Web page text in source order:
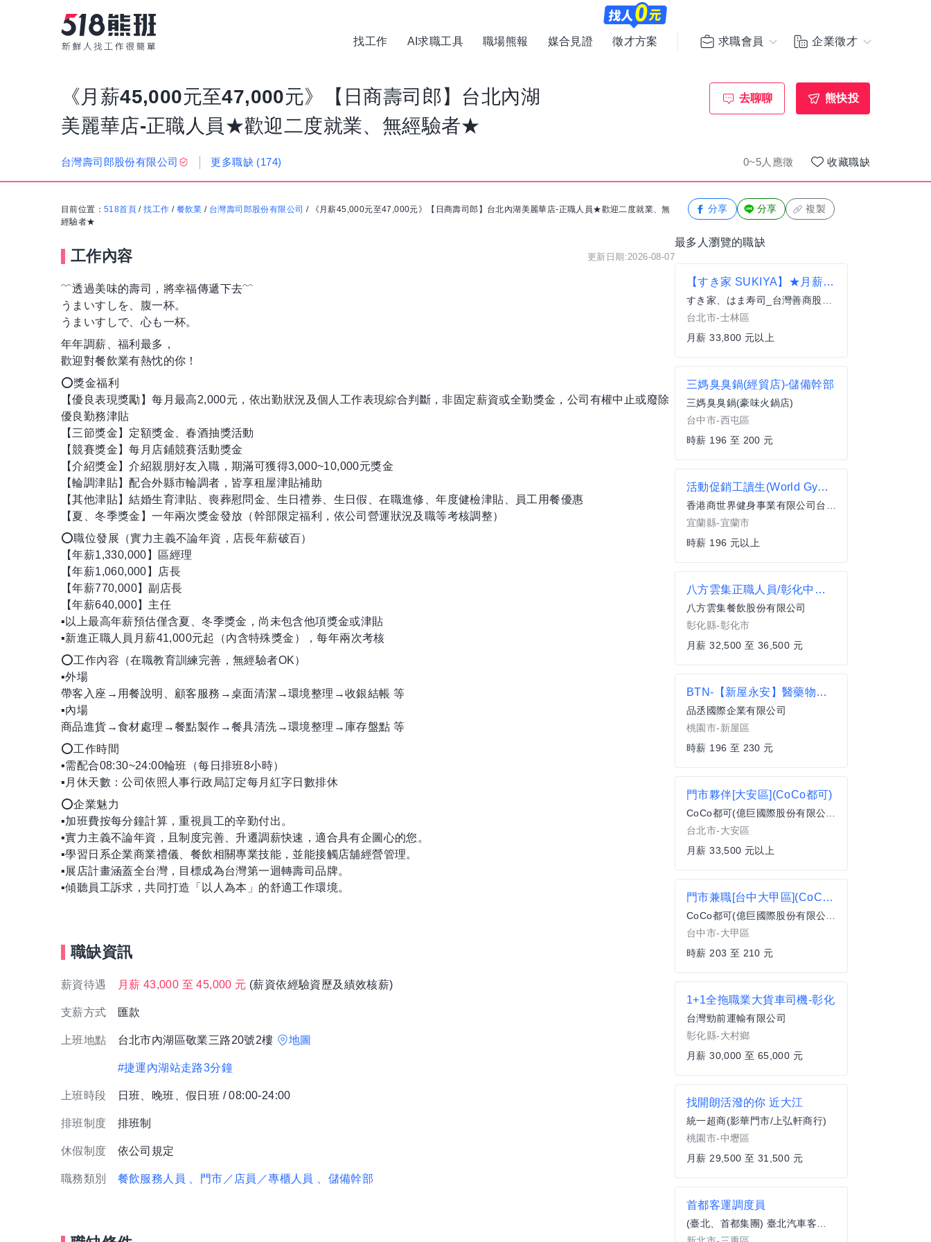
找工作 AI求職工具 職場熊報 媒合見證 徵才方案 求職會員 企業徵才
《月薪45,000元至47,000元》【日商壽司郎】台北內湖
美麗華店-正職人員★歡迎二度就業、無經驗者★
去聊聊 熊快投
台灣壽司郎股份有限公司 更多職缺 (174) 0~5人應徵 收藏職缺
目前位置： 518首頁 /找工作 / 餐飲業 / 台灣壽司郎股份有限公司 /
《月薪45,000元至47,000元》【日商壽司郎】台北內湖美麗華店-正職人員★歡迎二度就業、無
經驗者★
工作內容 更新日期:2026-08-07
﹌透過美味的壽司，將幸福傳遞下去﹌
うまいすしを、腹一杯。
うまいすしで、心も一杯。
年年調薪、福利最多，
歡迎對餐飲業有熱忱的你！
⭕獎金福利
【優良表現獎勵】每月最高2,000元，依出勤狀況及個人工作表現綜合判斷，非固定薪資或全勤獎金，公司有權中止或廢除
優良勤務津貼
【三節獎金】定額獎金、春酒抽獎活動
【競賽獎金】每月店鋪競賽活動獎金
【介紹獎金】介紹親朋好友入職，期滿可獲得3,000~10,000元獎金
【輪調津貼】配合外縣市輪調者，皆享租屋津貼補助
【其他津貼】結婚生育津貼、喪葬慰問金、生日禮券、生日假、在職進修、年度健檢津貼、員工用餐優惠
【夏、冬季獎金】一年兩次獎金發放（幹部限定福利，依公司營運狀況及職等考核調整）
⭕職位發展（實力主義不論年資，店長年薪破百）
【年薪1,330,000】區經理
【年薪1,060,000】店長
【年薪770,000】副店長
【年薪640,000】主任
▪以上最高年薪預估僅含夏、冬季獎金，尚未包含他項獎金或津貼
▪新進正職人員月薪41,000元起（內含特殊獎金），每年兩次考核
⭕工作內容（在職教育訓練完善，無經驗者OK）
▪外場
帶客入座→用餐說明、顧客服務→桌面清潔→環境整理→收銀結帳 等
▪內場
商品進貨→食材處理→餐點製作→餐具清洗→環境整理→庫存盤點 等
⭕工作時間
▪需配合08:30~24:00輪班（每日排班8小時）
▪月休天數：公司依照人事行政局訂定每月紅字日數排休
⭕企業魅力
▪加班費按每分鐘計算，重視員工的辛勤付出。
▪實力主義不論年資，且制度完善、升遷調薪快速，適合具有企圖心的您。
▪學習日系企業商業禮儀、餐飲相關專業技能，並能接觸店舖經營管理。
▪展店計畫涵蓋全台灣，目標成為台灣第一迴轉壽司品牌。
▪傾聽員工訴求，共同打造「以人為本」的舒適工作環境。
職缺資訊
薪資待遇 月薪 43,000 至 45,000 元 (薪資依經驗資歷及績效核薪)
支薪方式 匯款
上班地點 台北市內湖區敬業三路20號2樓 地圖
#捷運內湖站走路3分鐘
上班時段 日班、晚班、假日班 / 08:00-24:00
排班制度 排班制
休假制度 依公司規定
職務類別 餐飲服務人員 、門市／店員／專櫃人員 、儲備幹部
分享 分享 複製
最多人瀏覽的職缺
【すき家 SUKIYA】★月薪33,800元(含全勤)★ 天母高島屋前店 全職
すき家、はま寿司_台灣善商股份有限公司
台北市-士林區
月薪 33,800 元以上
三媽臭臭鍋(經貿店)-儲備幹部
三媽臭臭鍋(豪味火鍋店)
台中市-西屯區
時薪 196 至 200 元
活動促銷工讀生(World Gym宜蘭友愛店)
香港商世界健身事業有限公司台灣分公司
宜蘭縣-宜蘭市
時薪 196 元以上
八方雲集正職人員/彰化中正店.彰化大埔.彰化民族.彰化永安.彰化彰美.彰化和美.彰化秀水)
八方雲集餐飲股份有限公司
彰化縣-彰化市
月薪 32,500 至 36,500 元
BTN-【新屋永安】醫藥物流理貨員/時薪上調囉
品丞國際企業有限公司
桃園市-新屋區
時薪 196 至 230 元
門市夥伴[大安區](CoCo都可)
CoCo都可(億巨國際股份有限公司)
台北市-大安區
月薪 33,500 元以上
門市兼職[台中大甲區](CoCo都可)
CoCo都可(億巨國際股份有限公司)
台中市-大甲區
時薪 203 至 210 元
1+1全拖職業大貨車司機-彰化
台灣勁前運輸有限公司
彰化縣-大村鄉
月薪 30,000 至 65,000 元
找開朗活潑的你 近大江
統一超商(影華門市/上弘軒商行)
桃園市-中壢區
月薪 29,500 至 31,500 元
首都客運調度員
(臺北、首都集團) 臺北汽車客運股份有限公司